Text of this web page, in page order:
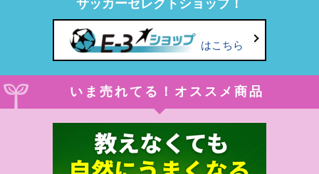
サッカーセレクトショップ！
はこちら
いま売れてる！オススメ商品